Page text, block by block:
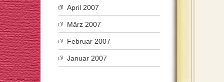
April 2007
März 2007
Februar 2007
Januar 2007